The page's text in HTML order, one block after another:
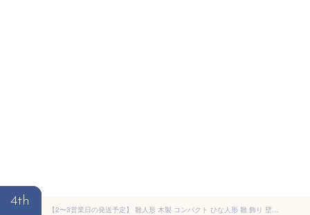
4th
【2〜3営業日の発送予定】 雛人形 木製 コンパクト ひな人形 雛 飾り 壁掛け おしゃれ 親王 モダン お雛様 おひなさま 内裏様 かわいい 木 【クムキ 色 〜いろ〜 円形台座 雛飾り】